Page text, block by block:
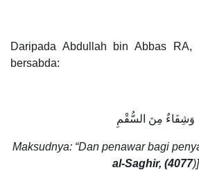
Daripada Abdullah bin Abbas RA,
bersabda:
وَشِفَاءٌ مِنَ السُّقْمِ
Maksudnya: “Dan penawar bagi
al-Saghir, (4077)]